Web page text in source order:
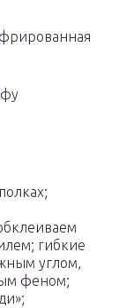
гибкие
углом,
феном;